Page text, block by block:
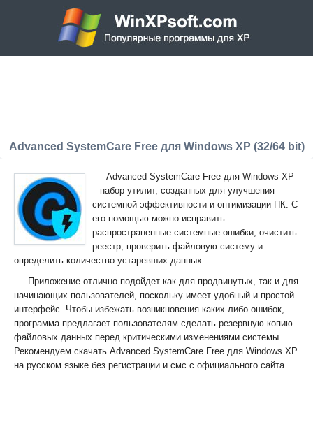
Advanced SystemCare Free для Windows XP (32/64 bit)
Advanced SystemCare Free для Windows XP
– набор утилит, созданных для улучшения
системной эффективности и оптимизации ПК. С
его помощью можно исправить
распространенные системные ошибки, очистить
реестр, проверить файловую систему и
определить количество устаревших данных.
Приложение отлично подойдет как для продвинутых, так и для
начинающих пользователей, поскольку имеет удобный и простой
интерфейс. Чтобы избежать возникновения каких-либо ошибок,
программа предлагает пользователям сделать резервную копию
файловых данных перед критическими изменениями системы.
Рекомендуем скачать Advanced SystemCare Free для Windows XP
на русском языке без регистрации и смс с официального сайта.